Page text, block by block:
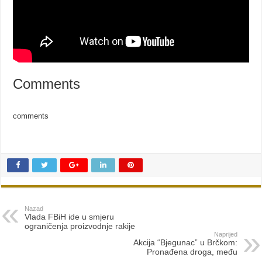
Comments
comments
Nazad
Vlada FBiH ide u smjeru
ograničenja proizvodnje rakije
Naprijed
Akcija “Bjegunac” u Brčkom:
Pronađena droga, među